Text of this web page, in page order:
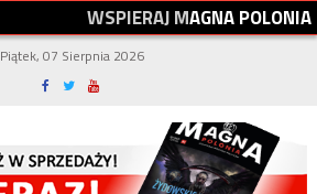
WSPIERAJMAGNAPOLONIA
Piątek, 07 Sierpnia 2026